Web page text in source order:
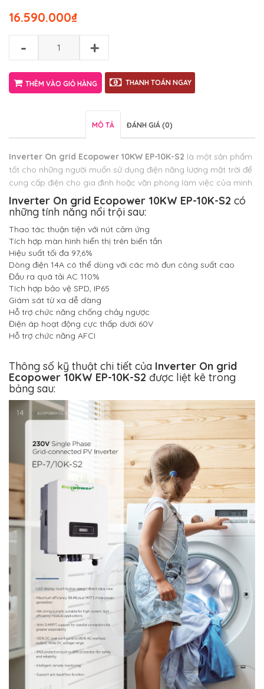
₫
16.590.000
- +
THÊM VÀO GIỎ HÀNG THANH TOÁN NGAY
MÔ TẢ ĐÁNH GIÁ (0)
Inverter On grid Ecopower 10KW EP-10K-S2 là một sản phẩm
tốt cho những người muốn sử dụng điện năng lượng mặt trời để
cung cấp điện cho gia đình hoặc văn phòng làm việc của mình.
Inverter On grid Ecopower 10KW EP-10K-S2 có
những tính năng nổi trội sau:
Thao tác thuận tiện với nút cảm ứng
Tích hợp màn hình hiển thị trên biến tần
Hiệu suất tối đa 97,6%
Dòng điện 14A có thể dùng với các mô đun công suất cao
Đầu ra quá tải AC 110%
Tích hợp bảo vệ SPD, IP65
Giám sát từ xa dễ dàng
Hỗ trợ chức năng chống chảy ngược
Điện áp hoạt động cực thấp dưới 60V
Hỗ trợ chức năng AFCI
Thông số kỹ thuật chi tiết của Inverter On grid
Ecopower 10KW EP-10K-S2 được liệt kê trong
bảng sau: